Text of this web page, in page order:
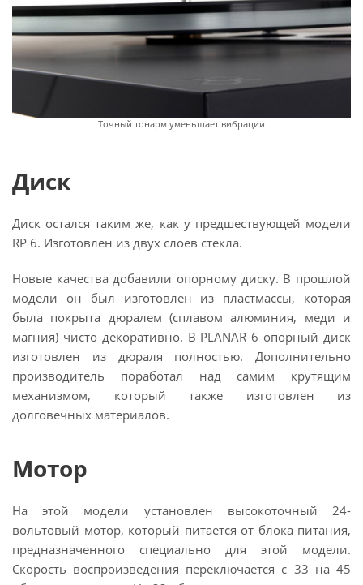
Точный тонарм уменьшает вибрации
Диск
Диск остался таким же, как у предшествующей модели
RP 6. Изготовлен из двух слоев стекла.
Новые качества добавили опорному диску. В прошлой
модели он был изготовлен из пластмассы, которая
была покрыта дюралем (сплавом алюминия, меди и
магния) чисто декоративно. В PLANAR 6 опорный диск
изготовлен из дюраля полностью. Дополнительно
производитель поработал над самим крутящим
механизмом, который также изготовлен из
долговечных материалов.
Мотор
На этой модели установлен высокоточный 24-
вольтовый мотор, который питается от блока питания,
предназначенного специально для этой модели.
Скорость воспроизведения переключается с 33 на 45